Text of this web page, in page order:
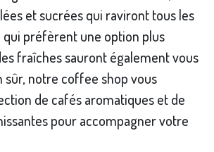
et sucrées qui raviront tous les
qui préfèrent une option plus
fraîches sauront également vous
sûr, notre coffee shop vous
de cafés aromatiques et de
pour accompagner votre